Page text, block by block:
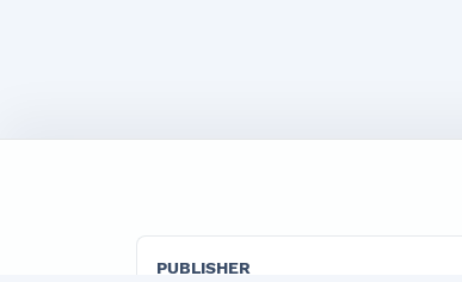
PUBLISHER